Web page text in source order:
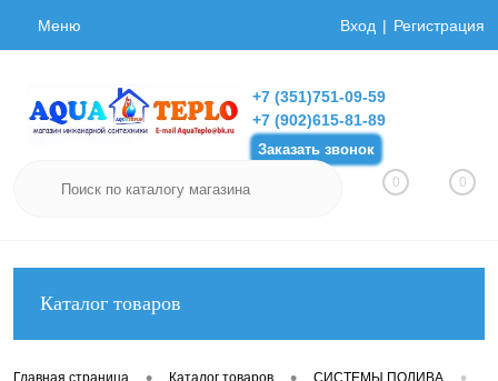
Меню Вход Регистрация
+7 (351)751-09-59
+7 (902)615-81-89
Заказать звонок
0 0
Каталог товаров